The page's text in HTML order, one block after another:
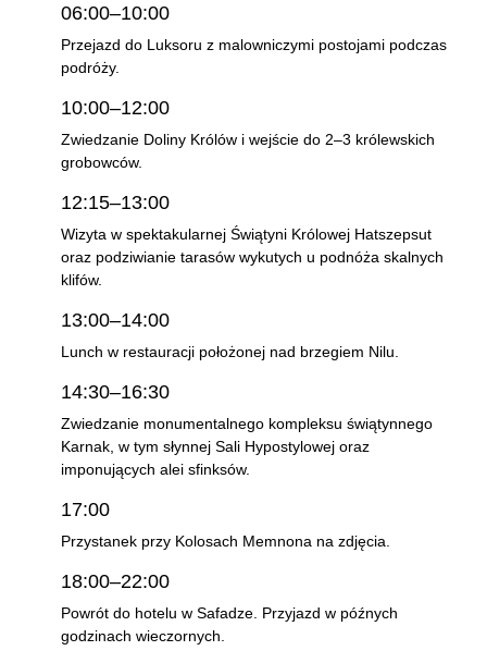
06:00–10:00
Przejazd do Luksoru z malowniczymi postojami podczas
podróży.
10:00–12:00
Zwiedzanie Doliny Królów i wejście do 2–3 królewskich
grobowców.
12:15–13:00
Wizyta w spektakularnej Świątyni Królowej Hatszepsut
oraz podziwianie tarasów wykutych u podnóża skalnych
klifów.
13:00–14:00
Lunch w restauracji położonej nad brzegiem Nilu.
14:30–16:30
Zwiedzanie monumentalnego kompleksu świątynnego
Karnak, w tym słynnej Sali Hypostylowej oraz
imponujących alei sfinksów.
17:00
Przystanek przy Kolosach Memnona na zdjęcia.
18:00–22:00
Powrót do hotelu w Safadze. Przyjazd w późnych
godzinach wieczornych.